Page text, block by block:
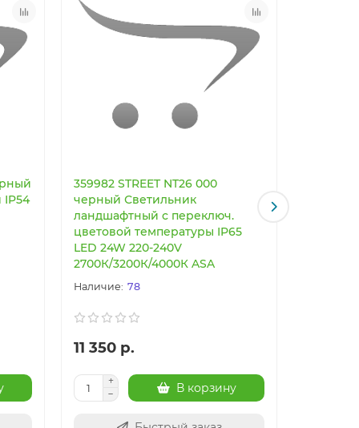
359982 STREET NT26 000
черный Светильник
ландшафтный с переключ.
цветовой температуры IP65
LED 24W 220-240V
2700К/3200К/4000К ASA
78
11 350 р.
В корзину